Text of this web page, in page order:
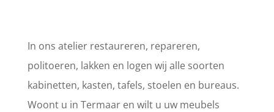
In ons atelier restaureren, repareren,
politoeren, lakken en logen wij alle soorten
kabinetten, kasten, tafels, stoelen en bureaus.
Woont u in Termaar en wilt u uw meubels